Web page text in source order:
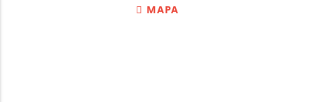
MAPA